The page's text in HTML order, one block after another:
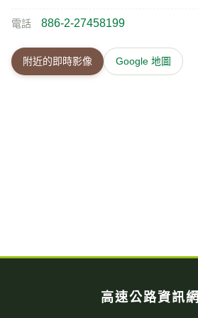
電話 886-2-27458199
附近的即時影像 Google 地圖
高速公路資訊網